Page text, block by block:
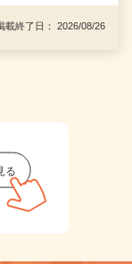
終了日： 2026/08/26